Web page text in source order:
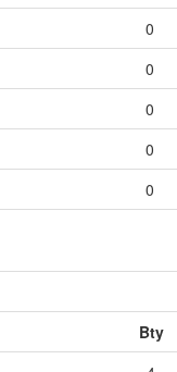
0
0
0
0
0
Bty